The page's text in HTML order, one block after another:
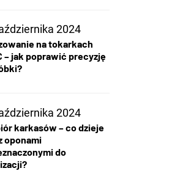
2024
na tokarkach
– jak poprawić precyzję
2024
karkasów – co dzieje
oponami
do